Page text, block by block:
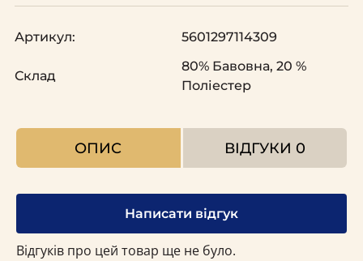
Артикул: 5601297114309
Склад
80% Бавовна, 20 %
Поліестер
ОПИС ВІДГУКИ 0
Написати відгук
Відгуків про цей товар ще не було.